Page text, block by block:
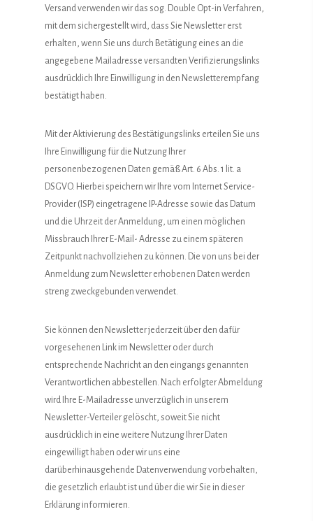
Versand verwenden wir das sog. Double Opt-in Verfahren,
mit dem sichergestellt wird, dass Sie Newsletter erst
erhalten, wenn Sie uns durch Betätigung eines an die
angegebene Mailadresse versandten Verifizierungslinks
ausdrücklich Ihre Einwilligung in den Newsletterempfang
bestätigt haben.
Mit der Aktivierung des Bestätigungslinks erteilen Sie uns
Ihre Einwilligung für die Nutzung Ihrer
personenbezogenen Daten gemäß Art. 6 Abs. 1 lit. a
DSGVO. Hierbei speichern wir Ihre vom Internet Service-
Provider (ISP) eingetragene IP-Adresse sowie das Datum
und die Uhrzeit der Anmeldung, um einen möglichen
Missbrauch Ihrer E-Mail- Adresse zu einem späteren
Zeitpunkt nachvollziehen zu können. Die von uns bei der
Anmeldung zum Newsletter erhobenen Daten werden
streng zweckgebunden verwendet.
Sie können den Newsletter jederzeit über den dafür
vorgesehenen Link im Newsletter oder durch
entsprechende Nachricht an den eingangs genannten
Verantwortlichen abbestellen. Nach erfolgter Abmeldung
wird Ihre E-Mailadresse unverzüglich in unserem
Newsletter-Verteiler gelöscht, soweit Sie nicht
ausdrücklich in eine weitere Nutzung Ihrer Daten
eingewilligt haben oder wir uns eine
darüberhinausgehende Datenverwendung vorbehalten,
die gesetzlich erlaubt ist und über die wir Sie in dieser
Erklärung informieren.